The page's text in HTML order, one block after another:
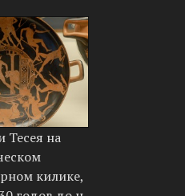
Тесея на
килике,